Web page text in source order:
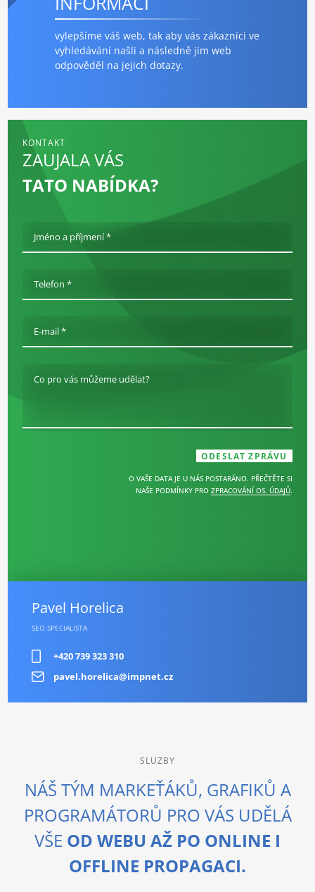
vylepšíme váš web, tak aby vás zákazníci ve
vyhledávání našli a následně jim web
odpověděl na jejich dotazy.
KONTAKT
ZAUJALA VÁS
TATO NABÍDKA?
Jméno a příjmení *
Telefon *
E-mail *
Co pro vás můžeme udělat?
O VAŠE DATA JE U NÁS POSTARÁNO. PŘEČTĚTE SI
NAŠE PODMÍNKY PRO ZPRACOVÁNÍ OS. ÚDAJŮ.
Pavel Horelica
SEO SPECIALISTA
+420 739 323 310
pavel.horelica@impnet.cz
SLUZBY
NÁŠ TÝM MARKEŤÁKŮ, GRAFIKŮ A
PROGRAMÁTORŮ PRO VÁS UDĚLÁ
VŠE OD WEBU AŽ PO ONLINE I
OFFLINE PROPAGACI.